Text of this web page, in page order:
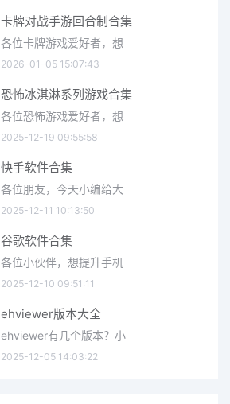
卡牌对战手游回合制合集
各位卡牌游戏爱好者，想
2026-01-05 15:07:43
恐怖冰淇淋系列游戏合集
各位恐怖游戏爱好者，想
2025-12-19 09:55:58
快手软件合集
各位朋友，今天小编给大
2025-12-11 10:13:50
谷歌软件合集
各位小伙伴，想提升手机
2025-12-10 09:51:11
ehviewer版本大全
ehviewer有几个版本？小
2025-12-05 14:03:22